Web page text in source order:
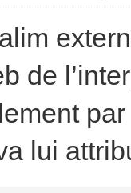
de
lui